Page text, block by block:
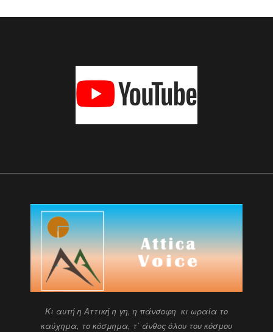
Kι αυτή η Αττική η γη, η πάνσοφη κι ωραία το
καύχημα, το κόσμημα, τ΄ άνθος όλου του κόσμου